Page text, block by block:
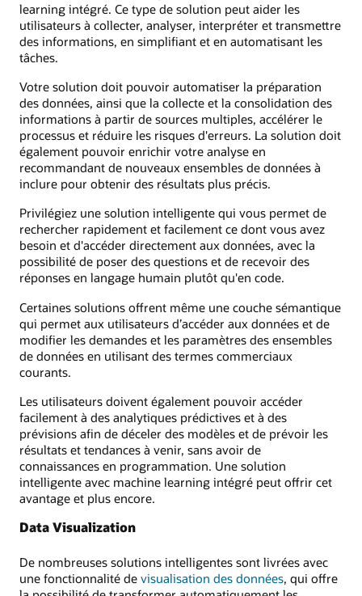
learning intégré. Ce type de solution peut aider les
utilisateurs à collecter, analyser, interpréter et transmettre
des informations, en simplifiant et en automatisant les
tâches.
Votre solution doit pouvoir automatiser la préparation
des données, ainsi que la collecte et la consolidation des
informations à partir de sources multiples, accélérer le
processus et réduire les risques d'erreurs. La solution doit
également pouvoir enrichir votre analyse en
recommandant de nouveaux ensembles de données à
inclure pour obtenir des résultats plus précis.
Privilégiez une solution intelligente qui vous permet de
rechercher rapidement et facilement ce dont vous avez
besoin et d'accéder directement aux données, avec la
possibilité de poser des questions et de recevoir des
réponses en langage humain plutôt qu'en code.
Certaines solutions offrent même une couche sémantique
qui permet aux utilisateurs d’accéder aux données et de
modifier les demandes et les paramètres des ensembles
de données en utilisant des termes commerciaux
courants.
Les utilisateurs doivent également pouvoir accéder
facilement à des analytiques prédictives et à des
prévisions afin de déceler des modèles et de prévoir les
résultats et tendances à venir, sans avoir de
connaissances en programmation. Une solution
intelligente avec machine learning intégré peut offrir cet
avantage et plus encore.
Data Visualization
De nombreuses solutions intelligentes sont livrées avec
une fonctionnalité de visualisation des données, qui offre